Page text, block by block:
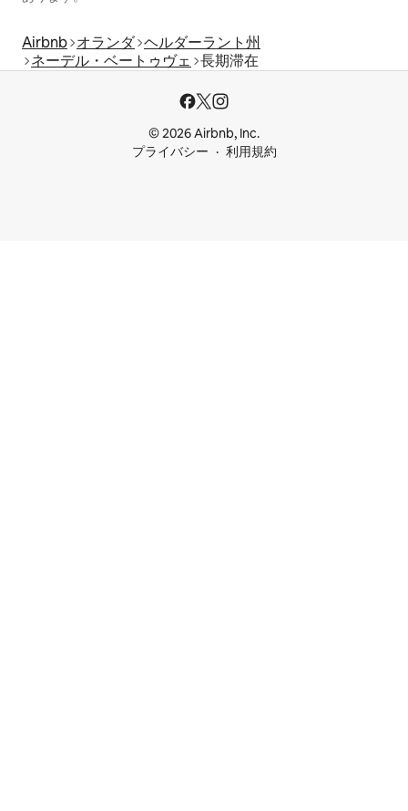
Airbnb オランダ ヘルダーラント州
ネーデル・ベートゥヴェ 長期滞在
© 2026 Airbnb, Inc.
プライバシー
利用規約